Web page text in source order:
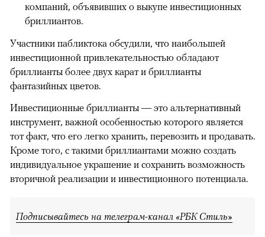
компаний, объявивших о выкупе инвестиционных
бриллиантов.
Участники пабликтока обсудили, что наибольшей
инвестиционной привлекательностью обладают
бриллианты более двух карат и бриллианты
фантазийных цветов.
Инвестиционные бриллианты — это альтернативный
инструмент, важной особенностью которого является
тот факт, что его легко хранить, перевозить и продавать.
Кроме того, с такими бриллиантами можно создать
индивидуальное украшение и сохранить возможность
вторичной реализации и инвестиционного потенциала.
Подписывайтесь на телеграм-канал «РБК Стиль»